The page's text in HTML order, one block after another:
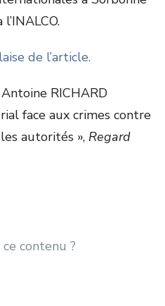
de l’article.
Antoine RICHARD
face aux crimes contre
autorités », Regard